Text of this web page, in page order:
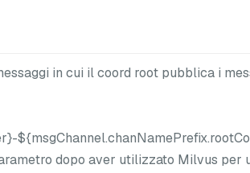
in cui il coord root pubblica i
dopo aver utilizzato Milvus per